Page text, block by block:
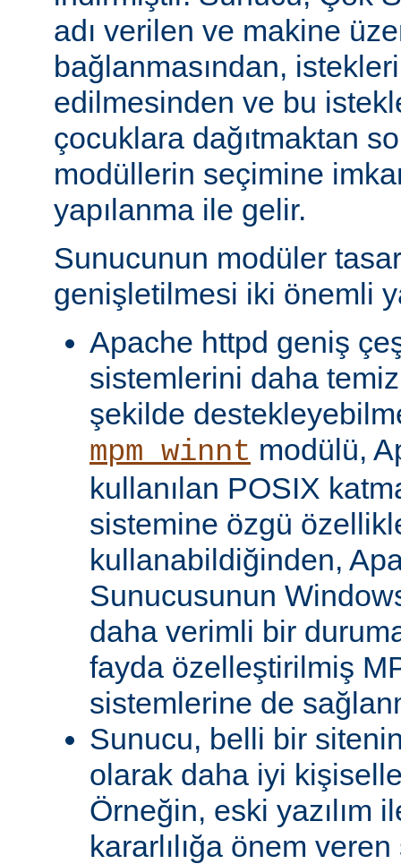
adı verilen ve makine
bağlanmasından,
edilmesinden ve bu
çocuklara dağıtmaktan
modüllerin seçimine
yapılanma ile gelir.
Sunucunun modüler
genişletilmesi iki önemli
Apache httpd geniş
sistemlerini daha
şekilde
mpm_winnt modülü,
kullanılan POSIX
sistemine özgü
kullanabildiğinden,
Sunucusunun
daha verimli bir
fayda özelleştirilmiş
sistemlerine de
Sunucu, belli bir
olarak daha iyi
Örneğin, eski yazılım
kararlılığa önem